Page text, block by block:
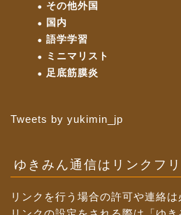
その他外国
国内
語学学習
ミニマリスト
足底筋膜炎
Tweets by yukimin_jp
ゆきみん通信はリンクフリ
リンクを行う場合の許可や連絡は